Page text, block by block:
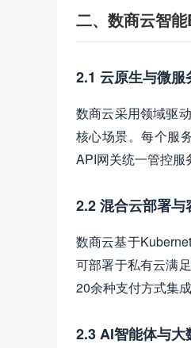
二、数商云智
2.1 云原生与微
数商云采用领域驱
核心场景。每个服
API网关统一管控服
2.2 混合云部署与
数商云基于
可部署于私有云满
20余种支付方式集
2.3 AI智能体与大